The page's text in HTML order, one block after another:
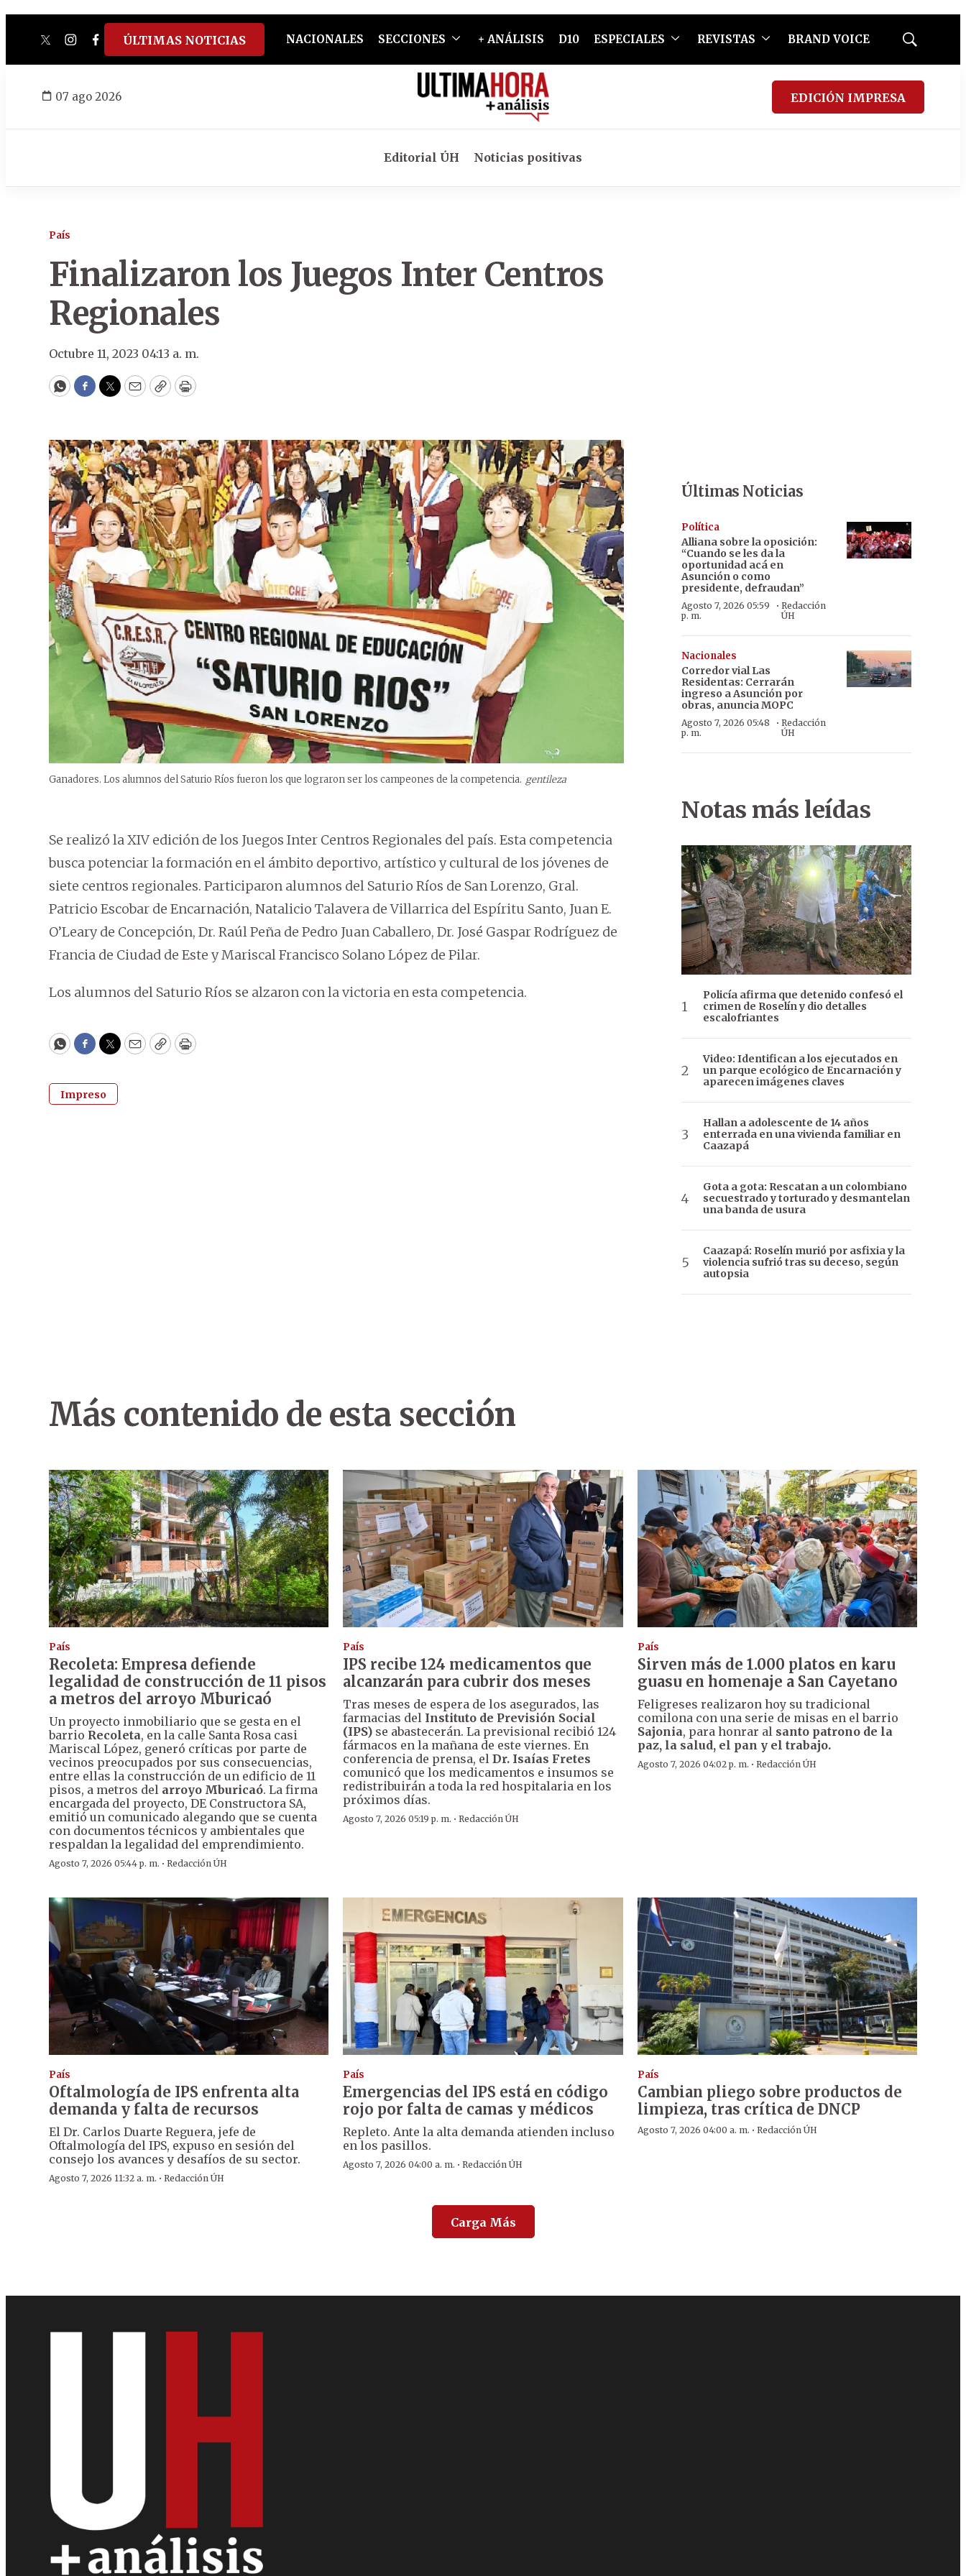
twitterinstagram
facebook
tiktokyoutube
spotify
ÚLTIMAS NOTICIAS NACIONALES SECCIONES + ANÁLISIS D10 ESPECIALES REVISTAS BRAND VOICE
Mostrar
07 ago 2026 EDICIÓN IMPRESA
Editorial ÚH Noticias positivas
País
Finalizaron los Juegos Inter Centros
Regionales
Octubre 11, 2023 04:13 a. m.
WhatsApp
Facebook
Twitter
EmailCopyPrint
Ganadores. Los alumnos del Saturio Ríos fueron los que lograron ser los campeones de la competencia. gentileza
Se realizó la XIV edición de los Juegos Inter Centros Regionales del país. Esta competencia
busca potenciar la formación en el ámbito deportivo, artístico y cultural de los jóvenes de
siete centros regionales. Participaron alumnos del Saturio Ríos de San Lorenzo, Gral.
Patricio Escobar de Encarnación, Natalicio Talavera de Villarrica del Espíritu Santo, Juan E.
O’Leary de Concepción, Dr. Raúl Peña de Pedro Juan Caballero, Dr. José Gaspar Rodríguez de
Francia de Ciudad de Este y Mariscal Francisco Solano López de Pilar.
Los alumnos del Saturio Ríos se alzaron con la victoria en esta competencia.
WhatsApp
Facebook
Twitter
EmailCopyPrint
Impreso
Últimas Noticias
Política
Alliana sobre la oposición:
“Cuando se les da la
oportunidad acá en
Asunción o como
presidente, defraudan”
Agosto 7, 2026 05:59
p. m.
·Redacción
ÚH
Nacionales
Corredor vial Las
Residentas: Cerrarán
ingreso a Asunción por
obras, anuncia MOPC
Agosto 7, 2026 05:48
p. m.
·Redacción
ÚH
Notas más leídas
Policía afirma que detenido confesó el
crimen de Roselín y dio detalles
escalofriantes
Video: Identifican a los ejecutados en
un parque ecológico de Encarnación y
aparecen imágenes claves
Hallan a adolescente de 14 años
enterrada en una vivienda familiar en
Caazapá
Gota a gota: Rescatan a un colombiano
secuestrado y torturado y desmantelan
una banda de usura
Caazapá: Roselín murió por asfixia y la
violencia sufrió tras su deceso, según
autopsia
Más contenido de esta sección
País
Recoleta: Empresa defiende
legalidad de construcción de 11 pisos
a metros del arroyo Mburicaó
Un proyecto inmobiliario que se gesta en el
barrio Recoleta, en la calle Santa Rosa casi
Mariscal López, generó críticas por parte de
vecinos preocupados por sus consecuencias,
entre ellas la construcción de un edificio de 11
pisos, a metros del arroyo Mburicaó. La firma
encargada del proyecto, DE Constructora SA,
emitió un comunicado alegando que se cuenta
con documentos técnicos y ambientales que
respaldan la legalidad del emprendimiento.
Agosto 7, 2026 05:44 p. m. · Redacción ÚH
País
IPS recibe 124 medicamentos que
alcanzarán para cubrir dos meses
Tras meses de espera de los asegurados, las
farmacias del Instituto de Previsión Social
(IPS) se abastecerán. La previsional recibió 124
fármacos en la mañana de este viernes. En
conferencia de prensa, elDr. Isaías Fretes
comunicó que los medicamentos e insumos se
redistribuirán a toda la red hospitalaria en los
próximos días.
Agosto 7, 2026 05:19 p. m. ·Redacción ÚH
País
Sirven más de 1.000 platos en karu
guasu en homenaje a San Cayetano
Feligreses realizaron hoy su tradicional
comilona con una serie de misas en el barrio
Sajonia, para honrar al santo patrono de la
paz, la salud, el pan y el trabajo.
Agosto 7, 2026 04:02 p. m. · Redacción ÚH
País
Oftalmología de IPS enfrenta alta
demanda y falta de recursos
El Dr. Carlos Duarte Reguera, jefe de
Oftalmología del IPS, expuso en sesión del
consejo los avances y desafíos de su sector.
Agosto 7, 2026 11:32 a. m. · Redacción ÚH
País
Emergencias del IPS está en código
rojo por falta de camas y médicos
Repleto. Ante la alta demanda atienden incluso
en los pasillos.
Agosto 7, 2026 04:00 a. m. ·Redacción ÚH
País
Cambian pliego sobre productos de
limpieza, tras crítica de DNCP
Agosto 7, 2026 04:00 a. m. · Redacción ÚH
Carga Más